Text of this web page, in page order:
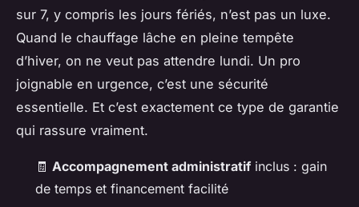
sur 7, y compris les jours fériés, n’est pas un luxe.
Quand le chauffage lâche en pleine tempête
d’hiver, on ne veut pas attendre lundi. Un pro
joignable en urgence, c’est une sécurité
essentielle. Et c’est exactement ce type de garantie
qui rassure vraiment.
🧾 Accompagnement administratif inclus : gain
de temps et financement facilité